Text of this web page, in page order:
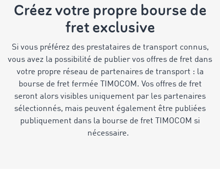
Créez votre propre bourse de
fret exclusive
Si vous préférez des prestataires de transport connus,
vous avez la possibilité de publier vos offres de fret dans
votre propre réseau de partenaires de transport : la
bourse de fret fermée TIMOCOM. Vos offres de fret
seront alors visibles uniquement par les partenaires
sélectionnés, mais peuvent également être publiées
publiquement dans la bourse de fret TIMOCOM si
nécessaire.